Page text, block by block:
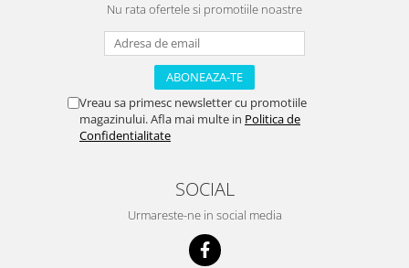
Nu rata ofertele si promotiile noastre
Vreau sa primesc newsletter cu promotiile
magazinului. Afla mai multe in Politica de
Confidentialitate
SOCIAL
Urmareste-ne in social media